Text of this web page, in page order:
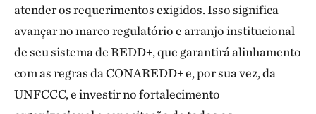
atender os requerimentos exigidos. Isso significa
avançar no marco regulatório e arranjo institucional
de seu sistema de REDD+, que garantirá alinhamento
com as regras da CONAREDD+ e, por sua vez, da
UNFCCC, e investir no fortalecimento